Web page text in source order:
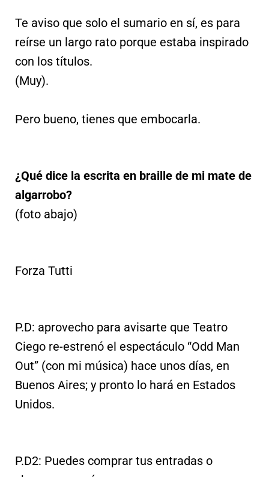
Te aviso que solo el sumario en sí, es para
reírse un largo rato porque estaba inspirado
con los títulos.
(Muy).
Pero bueno, tienes que embocarla.
¿Qué dice la escrita en braille de mi mate de
algarrobo?
(foto abajo)
Forza Tutti
P.D: aprovecho para avisarte que Teatro
Ciego re-estrenó el espectáculo “Odd Man
Out” (con mi música) hace unos días, en
Buenos Aires; y pronto lo hará en Estados
Unidos.
P.D2: Puedes comprar tus entradas o